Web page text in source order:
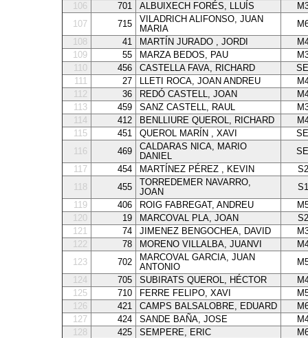
106
701 ALBUIXECH FORÉS, LLUÍS
107
715
VILADRICH ALIFONSO, JUAN
MARIA
108
41 MARTÍN JURADO , JORDI
109
55 MARZA BEDOS, PAU
110
456 CASTELLA FAVA, RICHARD
111
27 LLETI ROCA, JOAN ANDREU
112
36 REDÓ CASTELL, JOAN
113
459 SANZ CASTELL, RAUL
114
412 BENLLIURE QUEROL, RICHARD
115
451 QUEROL MARÍN , XAVI
116
469
CALDARAS NICA, MARIO
DANIEL
117
454 MARTÍNEZ PÉREZ , KEVIN
118
455
TORREDEMER NAVARRO,
JOAN
119
406 ROIG FABREGAT, ANDREU
120
19 MARCOVAL PLA, JOAN
121
74 JIMENEZ BENGOCHEA, DAVID
122
78 MORENO VILLALBA, JUANVI
123
702
MARCOVAL GARCIA, JUAN
ANTONIO
124
705 SUBIRATS QUEROL, HÉCTOR
125
710 FERRE FELIPO, XAVI
126
421 CAMPS BALSALOBRE, EDUARD
127
424 SANDE BAÑA, JOSE
128
425 SEMPERE, ERIC